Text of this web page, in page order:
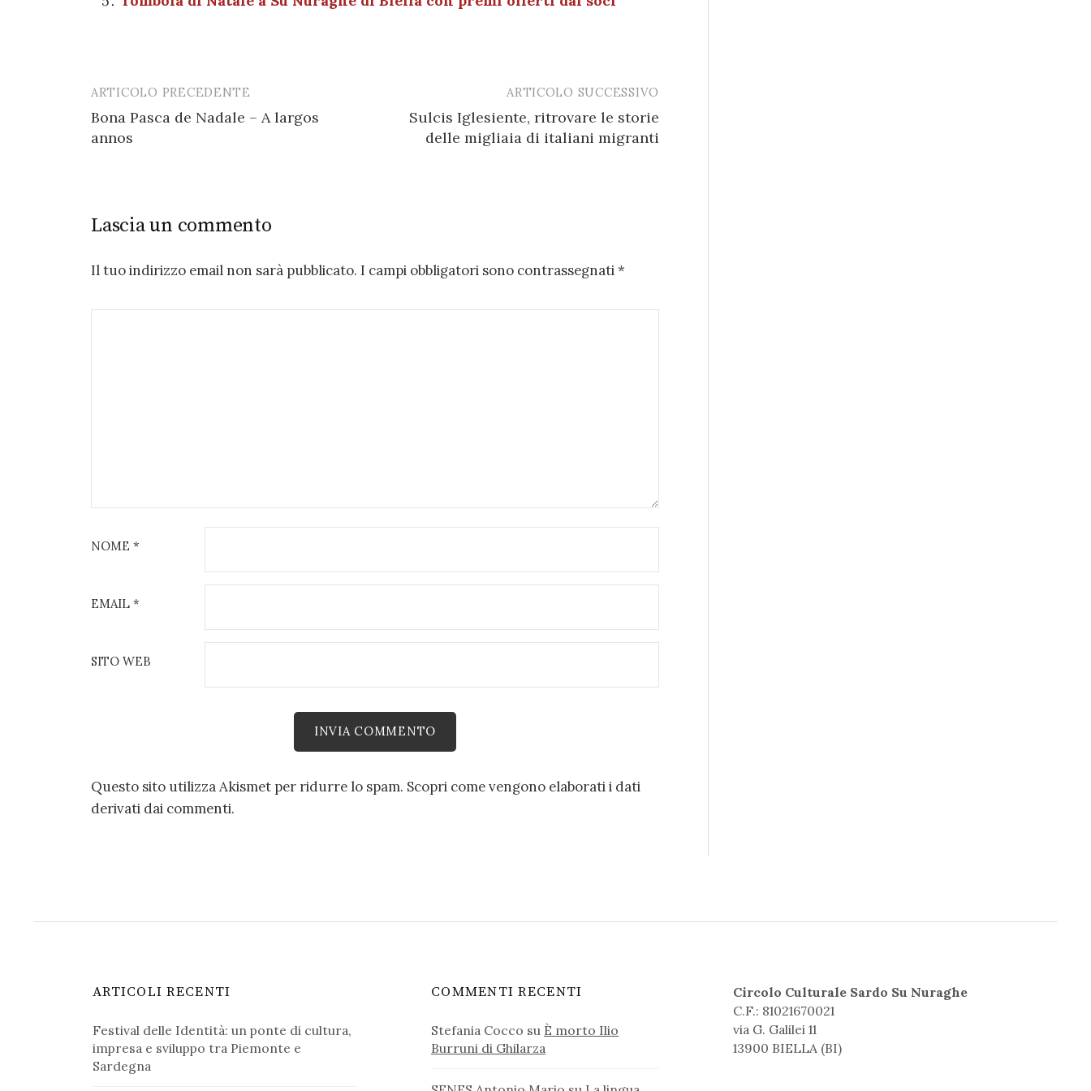
Post
navigation
ARTICOLO PRECEDENTE
Bona Pasca de Nadale – A largos
annos
ARTICOLO SUCCESSIVO
Sulcis Iglesiente, ritrovare le storie
delle migliaia di italiani migranti
Lascia un commento
Il tuo indirizzo email non sarà pubblicato. I campi obbligatori sono contrassegnati*
NOME *
EMAIL *
SITO WEB
Questo sito utilizza Akismet per ridurre lo spam. Scopri come vengono elaborati i dati
derivati dai commenti.
ARTICOLI RECENTI
Festival delle Identità: un ponte di cultura,
impresa e sviluppo tra Piemonte e
Sardegna
COMMENTI RECENTI
Stefania Cocco su È morto Ilio
Burruni di Ghilarza
Circolo Culturale Sardo Su Nuraghe
C.F.: 81021670021
via G. Galilei 11
13900 BIELLA (BI)